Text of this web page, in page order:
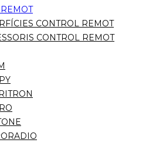
CONTROL REMOT
CONTROL REMOT